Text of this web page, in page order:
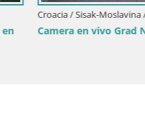
Croacia / Sisak-
Live webcam